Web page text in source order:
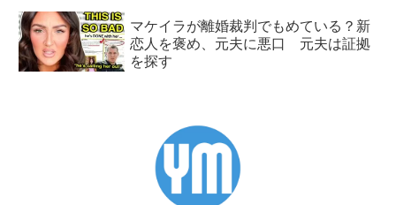
マケイラが離婚裁判でもめている？新
恋人を褒め、元夫に悪口 元夫は証拠
を探す